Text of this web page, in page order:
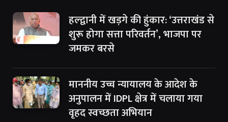
हल्द्वानी में खड़गे की हुंकार: ‘उत्तराखंड से
शुरू होगा सत्ता परिवर्तन’, भाजपा पर
जमकर बरसे
माननीय उच्च न्यायालय के आदेश के
अनुपालन में IDPL क्षेत्र में चलाया गया
वृहद स्वच्छता अभियान